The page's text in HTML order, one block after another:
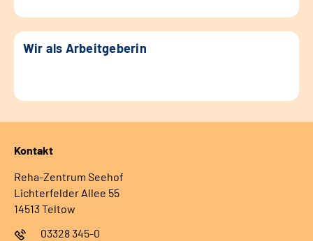
Wir als Arbeitgeberin
Kontakt
Reha-Zentrum Seehof
Lichterfelder Allee 55
14513 Teltow
03328 345-0